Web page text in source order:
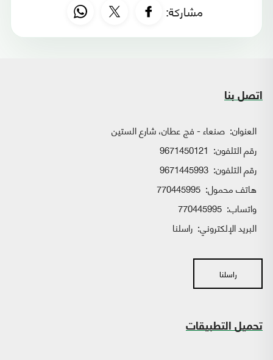
مشاركة:
اتصل بنا
العنوان: صنعاء - فج عطان، شارع الستين
رقم التلفون: 9671450121
رقم التلفون: 9671445993
هاتف محمول: 770445995
واتساب:
البريد الإلكتروني: راسلنا
راسلنا
تحميل التطبيقات